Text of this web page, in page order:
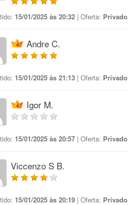
15/01/2025 às 20:32 | Oferta: Privado
Andre C.
15/01/2025 às 21:13 | Oferta: Privado
Igor M.
15/01/2025 às 20:57 | Oferta: Privado
Viccenzo S B.
15/01/2025 às 20:19 | Oferta: Privado